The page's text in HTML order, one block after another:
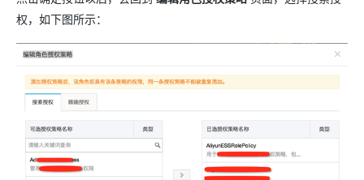
权，如下图所示：